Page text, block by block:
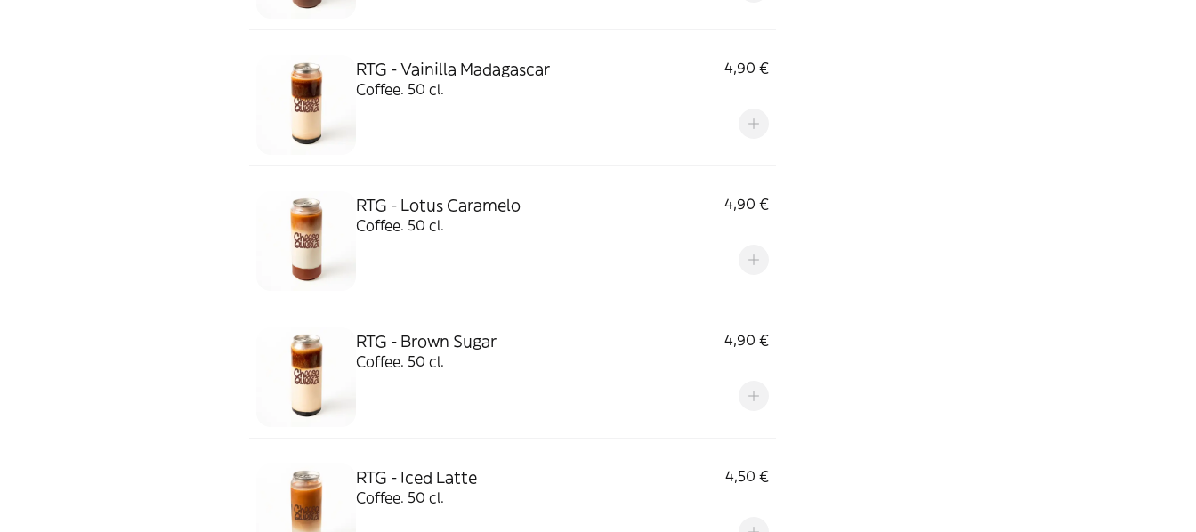
RTG - Vainilla Madagascar
4,90 €
Coffee. 50 cl.
RTG - Lotus Caramelo
4,90 €
Coffee. 50 cl.
RTG - Brown Sugar
4,90 €
Coffee. 50 cl.
RTG - Iced Latte
4,50 €
Coffee. 50 cl.